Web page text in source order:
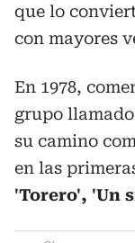
que lo
con mayores
En 1978,
grupo llamado
su camino
en las
'Torero', 'Un